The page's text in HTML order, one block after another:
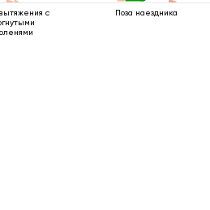
с
Поза наездника